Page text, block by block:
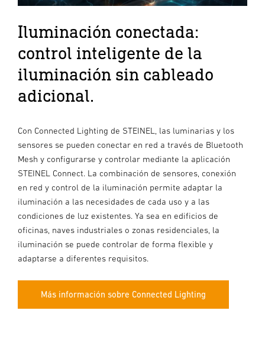
Iluminación conectada:
control inteligente de la
iluminación sin cableado
adicional.
Con Connected Lighting de STEINEL, las luminarias y los
sensores se pueden conectar en red a través de Bluetooth
Mesh y configurarse y controlar mediante la aplicación
STEINEL Connect. La combinación de sensores, conexión
en red y control de la iluminación permite adaptar la
iluminación a las necesidades de cada uso y a las
condiciones de luz existentes. Ya sea en edificios de
oficinas, naves industriales o zonas residenciales, la
iluminación se puede controlar de forma flexible y
adaptarse a diferentes requisitos.
Más información sobre Connected Lighting